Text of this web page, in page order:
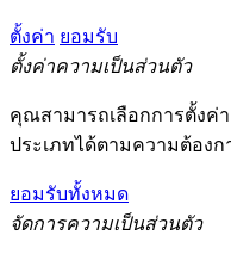
ตั้งค่า ยอมรับ
ตั้งค่าความเป็นส่วนตัว
คุณสามารถเลือกการตั้งค่
ประเภทได้ตามความต้องก
ยอมรับทั้งหมด
จัดการความเป็นส่วนตัว